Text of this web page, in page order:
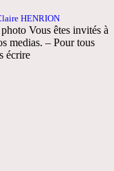
HENRION
Vous êtes invités à
medias. – Pour tous
écrire